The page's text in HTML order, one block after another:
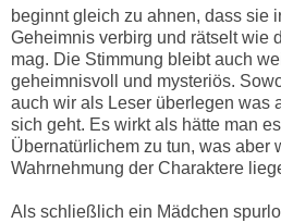
beginnt gleich zu ahnen, dass sie
Geheimnis verbirg und rätselt wie
mag. Die Stimmung bleibt auch
geheimnisvoll und mysteriös.
auch wir als Leser überlegen was
sich geht. Es wirkt als hätte man
Übernatürlichem zu tun, was aber
Wahrnehmung der Charaktere
Als schließlich ein Mädchen